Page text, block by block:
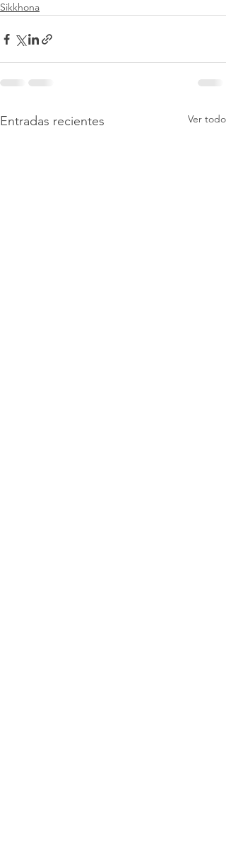
Sikkhona
Entradas recientes Ver todo